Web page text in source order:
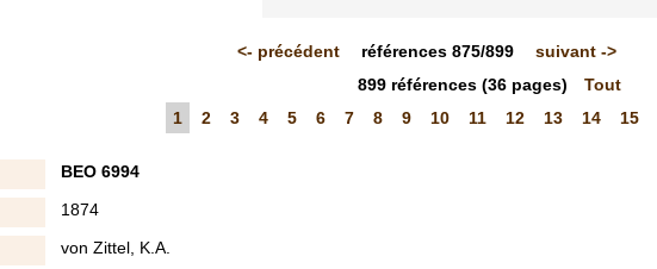
<- précédent références 875/899 suivant ->
899 références(36 pages)
Tout
1
2 3 4 5 6 7 8 9 10 11 12 13 14 15
BEO 6994
1874
von Zittel, K.A.